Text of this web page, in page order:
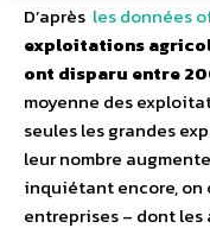
D’après les données
exploitations
ont disparu entre
moyenne des
seules les grandes
leur nombre
inquiétant encore, on
entreprises – dont